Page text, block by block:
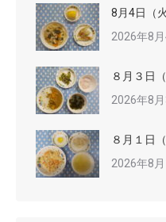
8月4日（火
2026年8月
８月３日
2026年8月
８月１日（
2026年8月